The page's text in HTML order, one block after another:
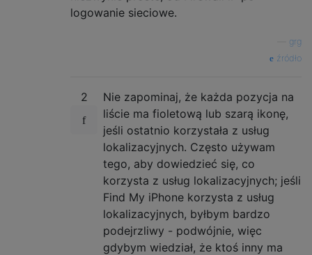
logowanie sieciowe.
grg
źródło
2
Nie zapominaj, że każda pozycja na
liście ma fioletową lub szarą ikonę,
jeśli ostatnio korzystała z usług
lokalizacyjnych. Często używam
tego, aby dowiedzieć się, co
korzysta z usług lokalizacyjnych; jeśli
Find My iPhone korzysta z usług
lokalizacyjnych, byłbym bardzo
podejrzliwy - podwójnie, więc
gdybym wiedział, że ktoś inny ma